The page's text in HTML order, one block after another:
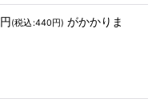
円(税込 :440円) がかかりま